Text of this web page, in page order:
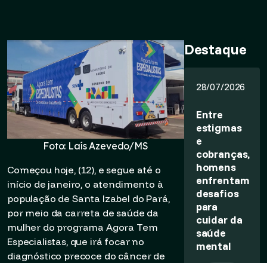
Foto: Laís Azevedo/MS
Começou hoje, (12), e segue até o
início de janeiro, o atendimento à
população de Santa Izabel do Pará,
por meio da carreta de saúde da
mulher do programa Agora Tem
Especialistas, que irá focar no
diagnóstico precoce do câncer de
Destaque
28/07/2026
Entre
estigmas
e
cobranças,
homens
enfrentam
desafios
para
cuidar da
saúde
mental